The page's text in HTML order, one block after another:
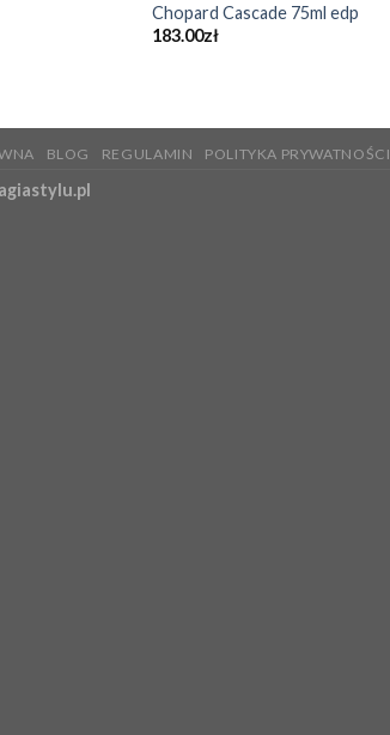
Chopard Cascade 75ml edp
183.00zł
BLOG REGULAMIN POLITYKA PRYWATNOŚCI